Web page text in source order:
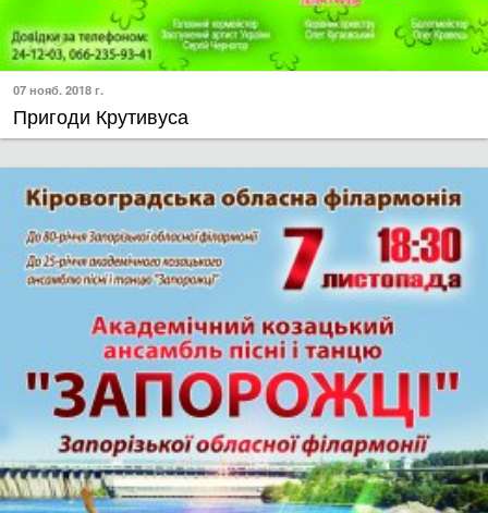
07 нояб. 2018 г.
Пригоди Крутивуса